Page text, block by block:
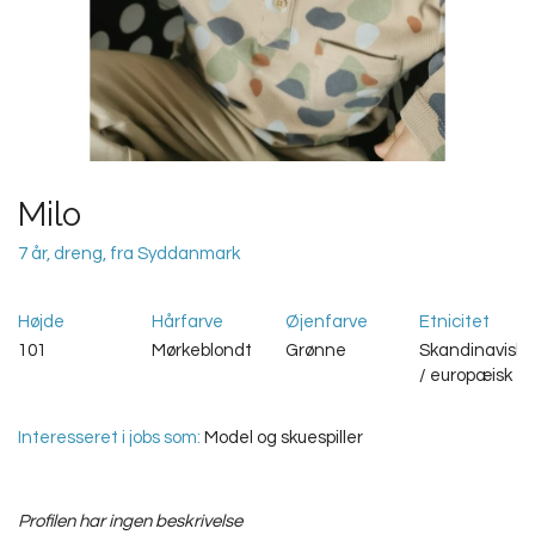
Milo
7 år, dreng, fra Syddanmark
Højde
101
Hårfarve
Mørkeblondt
Øjenfarve
Grønne
Etnicitet
Skandinavisk
/ europæisk
Interesseret i jobs som: Model og skuespiller
Profilen har ingen beskrivelse